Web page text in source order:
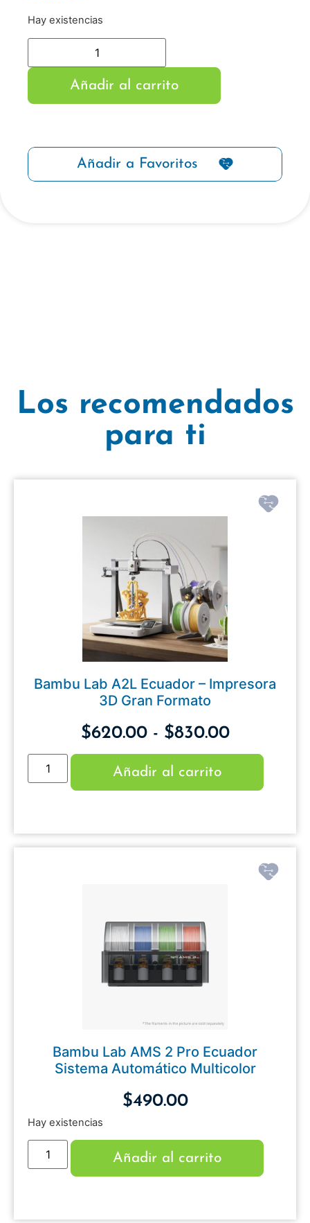
Hay existencias
Añadir al carrito
Añadir a Favoritos
Los recomendados
para ti
Bambu Lab A2L Ecuador – Impresora
3D Gran Formato
$620.00 - $830.00
Añadir al carrito
Bambu Lab AMS 2 Pro Ecuador
Sistema Automático Multicolor
$490.00
Hay existencias
Añadir al carrito